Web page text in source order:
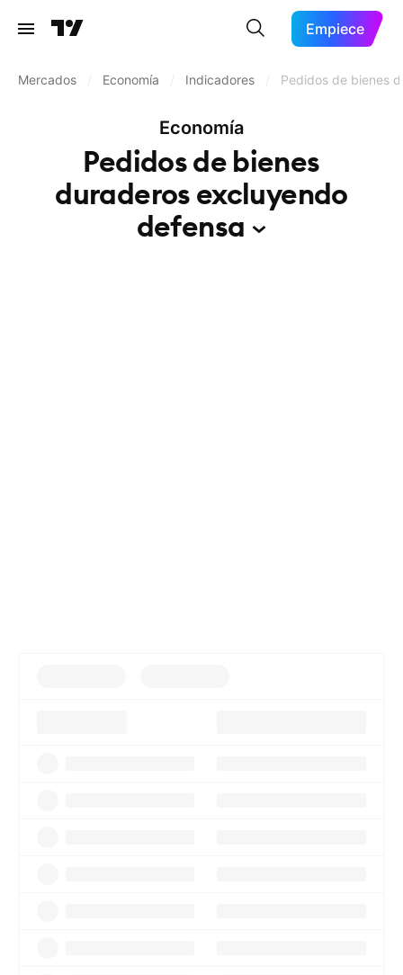
Empiece
Mercados Economía Indicadores Pedidos de bienes
Economía
Pedidos de bienes
duraderos excluyendo
defensa